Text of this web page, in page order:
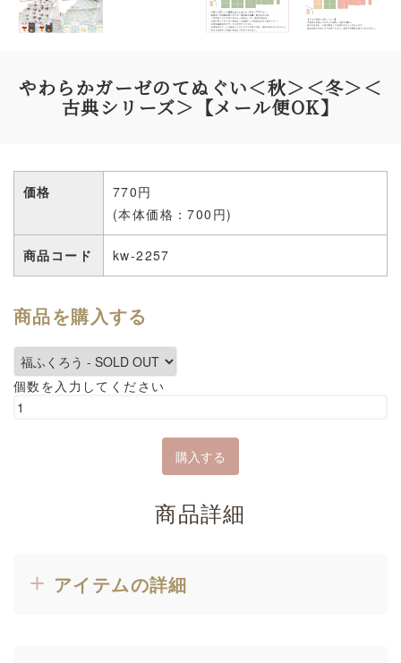
やわらかガーゼのてぬぐい＜秋＞＜冬＞＜
古典シリーズ＞【メール便OK】
価格
770円
(本体価格：700円)
商品コード kw-2257
商品を購入する
個数を入力してください
商品詳細
アイテムの詳細